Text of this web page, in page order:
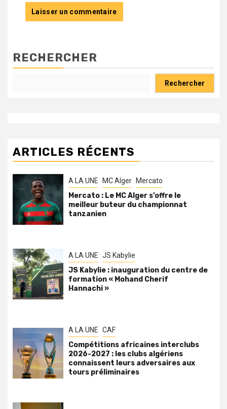
RECHERCHER
Rechercher
ARTICLES RÉCENTS
A LA UNE MC Alger Mercato
Mercato : Le MC Alger s’offre le
meilleur buteur du championnat
tanzanien
A LA UNE JS Kabylie
JS Kabylie : inauguration du centre de
formation « Mohand Cherif
Hannachi »
A LA UNE CAF
Compétitions africaines interclubs
2026-2027 : les clubs algériens
connaissent leurs adversaires aux
tours préliminaires